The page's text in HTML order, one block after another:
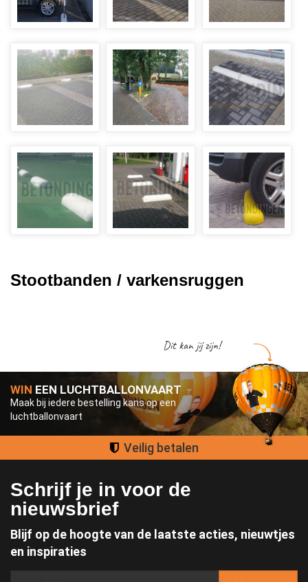
Stootbanden / varkensruggen
WIN EEN LUCHTBALLONVAART
Maak bij iedere bestelling kans op een
luchtballonvaart
Dit kan jij zijn!
Groot assortiment
Schrijf je in voor de
nieuwsbrief
Blijf op de hoogte van de laatste acties, nieuwtjes
en inspiraties